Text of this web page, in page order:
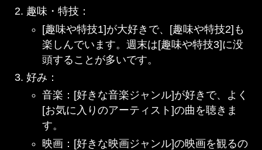
趣味・特技：
[趣味や特技1]が大好きで、[趣味や特技2]も
楽しんでいます。週末は[趣味や特技3]に没
頭することが多いです。
好み：
音楽：[好きな音楽ジャンル]が好きで、よく
[お気に入りのアーティスト]の曲を聴きま
す。
映画：[好きな映画ジャンル]の映画を観るの